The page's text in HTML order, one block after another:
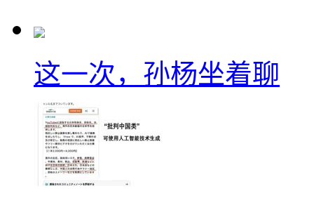
这一次，孙杨坐着聊